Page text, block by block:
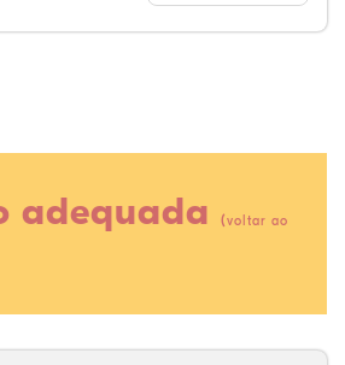
adequada (voltar ao